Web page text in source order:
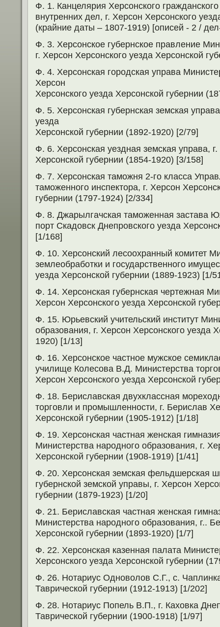
Ф. 1. Канцелярия Херсонского
внутренних дел, г. Херсон Херсонского
(крайние даты – 1807-1919) [описей - 2 /
Ф. 3. Херсонское губернское правление
г. Херсон Херсонского уезда Херсонской
Ф. 4. Херсонская городская управа
Херсон
Херсонского уезда Херсонской губернии
Ф. 5. Херсонская губернская земская
уезда
Херсонской губернии (1892-1920) [2/79]
Ф. 6. Херсонская уездная земская управа,
Херсонской губернии (1854-1920) [3/158]
Ф. 7. Херсонская таможня 2-го класса
таможенного инспектора, г. Херсон
губернии (1797-1924) [2/334]
Ф. 8. Джарылгачская таможенная застава
порт Скадовск Днепровского уезда
[1/168]
Ф. 10. Херсонский лесоохранный комитет
землеобработки и государственного
уезда Херсонской губернии (1889-1923) [1/
Ф. 14. Херсонская губернская чертежная
Херсон Херсонского уезда Херсонской
Ф. 15. Юрьевский учительский институт
образования, г. Херсон Херсонского уезда
1920) [1/13]
Ф. 16. Херсонское частное мужское
училище Колесова В.Д. Министерства
Херсон Херсонского уезда Херсонской
Ф. 18. Бериславская двухклассная
торговли и промышленности, г. Берислав
Херсонской губернии (1905-1912) [1/18]
Ф. 19. Херсонская частная женская
Министерства народного образования, г.
Херсонской губернии (1908-1919) [1/41]
Ф. 20. Херсонская земская фельдшерская
губернской земской управы, г. Херсон
губернии (1879-1923) [1/20]
Ф. 21. Бериславская частная женская
Министерства народного образования, г..
Херсонской губернии (1893-1920) [1/7]
Ф. 22. Херсонская казенная палата
Херсонского уезда Херсонской губернии
Ф. 26. Нотариус Одноволов С.Г., с.
Таврической губернии (1912-1913) [1/202]
Ф. 28. Нотариус Попель В.П., г. Каховка
Таврической губернии (1900-1918) [1/97]